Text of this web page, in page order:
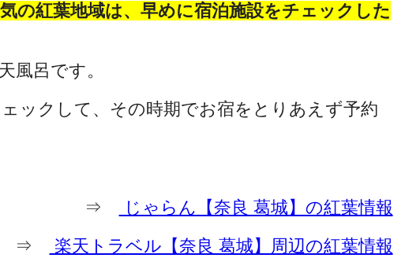
の紅葉地域は、早めに宿泊施設をチェックした
風呂です。
ックして、その時期でお宿をとりあえず予約
⇒
じゃらん【奈良 葛城】の紅葉情報
⇒
楽天トラベル【奈良 葛城】周辺の紅葉情報